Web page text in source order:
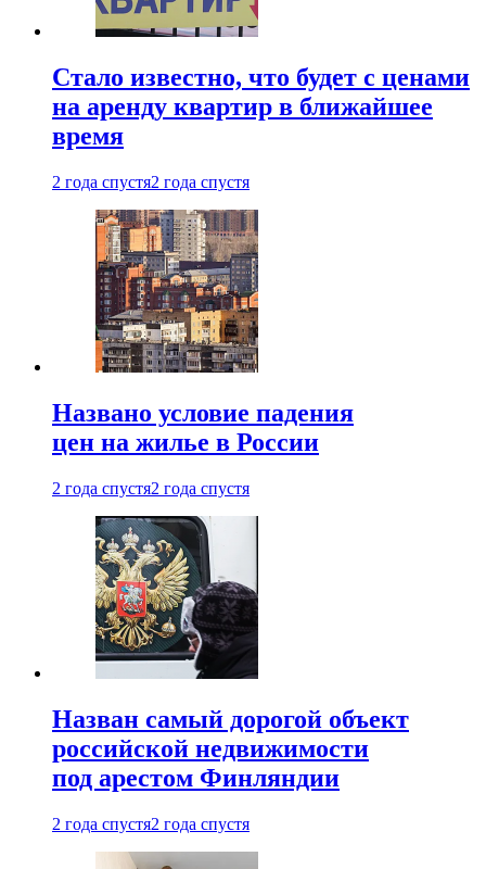
Стало известно, что будет с ценами
на аренду квартир в ближайшее
время
2 года спустя2 года спустя
Названо условие падения
цен на жилье в России
2 года спустя2 года спустя
Назван самый дорогой объект
российской недвижимости
под арестом Финляндии
2 года спустя2 года спустя